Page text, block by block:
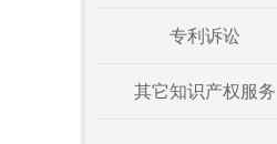
专利诉讼
其它知识产权服务